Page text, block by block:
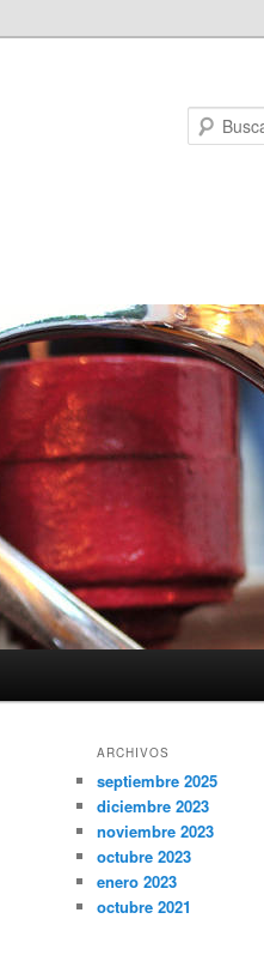
ARCHIVOS
septiembre 2025
diciembre 2023
noviembre 2023
octubre 2023
enero 2023
octubre 2021